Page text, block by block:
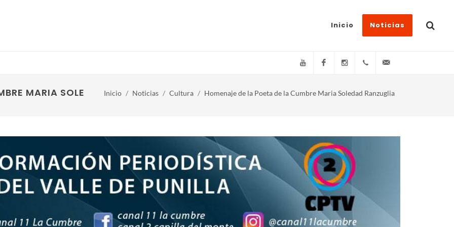
Inicio Noticias
YouTube FacebookInstagram(+54)(9)3548-576073
MARIA SOLEDAD RANZUGLIA
Inicio Noticias Cultura Homenaje de la Poeta de la Cumbre Maria Soledad Ranzuglia